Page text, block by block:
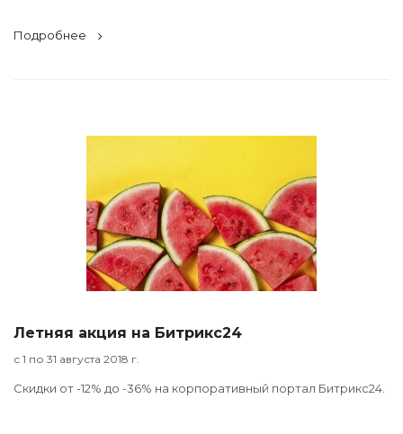
Подробнее
Летняя акция на Битрикс24
с 1 по 31 августа 2018 г.
Скидки от -12% до -36% на корпоративный портал Битрикс24.